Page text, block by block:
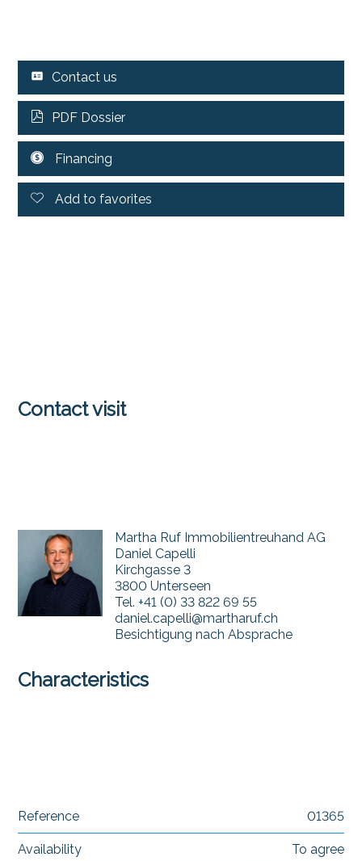
Contact us
PDF Dossier
Financing
Add to favorites
Contact visit
Martha Ruf Immobilientreuhand AG
Daniel Capelli
Kirchgasse 3
3800 Unterseen
Tel. +41 (0) 33 822 69 55
daniel.capelli@martharuf.ch
Besichtigung nach Absprache
Characteristics
Reference 01365
Availability To agree